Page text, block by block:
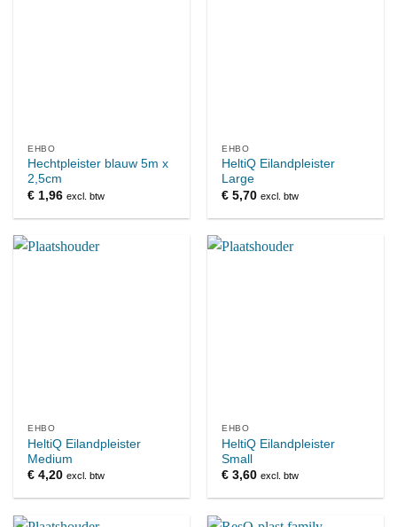
EHBO
Hechtpleister blauw 5m x
2,5cm
€ 1,96 excl. btw
EHBO
HeltiQ Eilandpleister
Large
€ 5,70 excl. btw
EHBO
HeltiQ Eilandpleister
Medium
€ 4,20 excl. btw
EHBO
HeltiQ Eilandpleister
Small
€ 3,60 excl. btw